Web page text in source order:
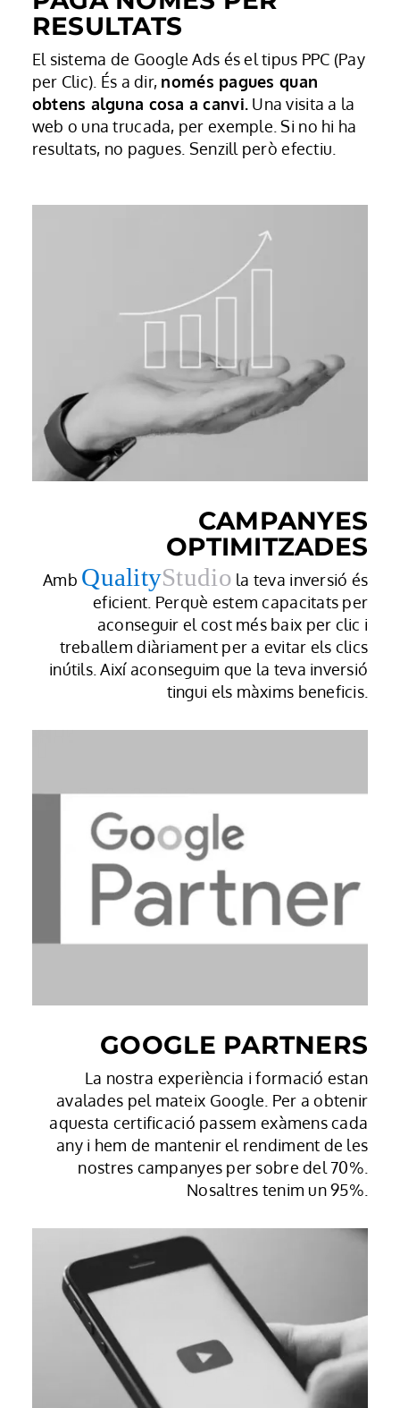
RESULTATS
El sistema de Google Ads és el tipus PPC (Pay
per Clic). És a dir, només pagues quan
obtens alguna cosa a canvi. Una visita a la
web o una trucada, per exemple. Si no hi ha
resultats, no pagues. Senzill però efectiu.
CAMPANYES
OPTIMITZADES
Amb QualityStudio la teva inversió és
eficient. Perquè estem capacitats per
aconseguir el cost més baix per clic i
treballem diàriament per a evitar els clics
inútils. Així aconseguim que la teva inversió
tingui els màxims beneficis.
GOOGLE PARTNERS
La nostra experiència i formació estan
avalades pel mateix Google. Per a obtenir
aquesta certificació passem exàmens cada
any i hem de mantenir el rendiment de les
nostres campanyes per sobre del 70%.
Nosaltres tenim un 95%.